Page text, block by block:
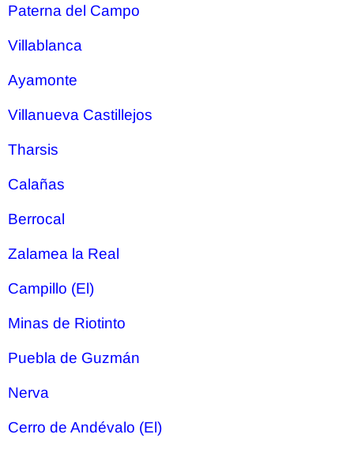
Paterna del Campo
Villablanca
Ayamonte
Villanueva Castillejos
Tharsis
Calañas
Berrocal
Zalamea la Real
Campillo (El)
Minas de Riotinto
Puebla de Guzmán
Nerva
Cerro de Andévalo (El)